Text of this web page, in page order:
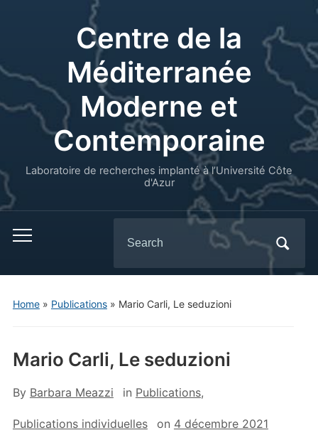
Centre de la
Méditerranée
Moderne et
Contemporaine
Laboratoire de recherches implanté à l’Université Côte
d'Azur
for:
Home» Publications» Mario Carli, Le seduzioni
Mario Carli, Le seduzioni
By Barbara Meazzi in Publications,
Publications individuelles on 4 décembre 2021